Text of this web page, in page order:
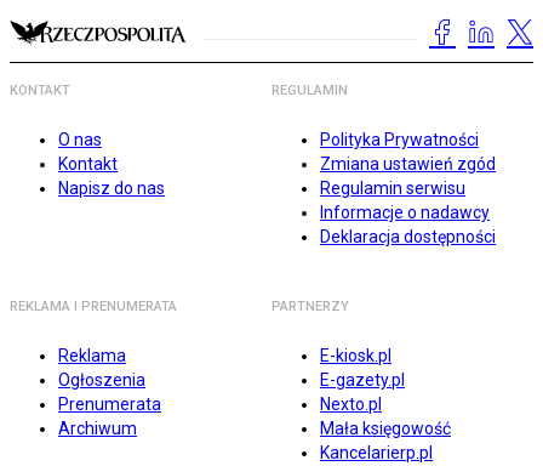
KONTAKT
O nas
Kontakt
Napisz do nas
REGULAMIN
Polityka Prywatności
Zmiana ustawień zgód
Regulamin serwisu
Informacje o nadawcy
Deklaracja dostępności
REKLAMA I PRENUMERATA
Reklama
Ogłoszenia
Prenumerata
Archiwum
PARTNERZY
E-kiosk.pl
E-gazety.pl
Nexto.pl
Mała księgowość
Kancelarierp.pl